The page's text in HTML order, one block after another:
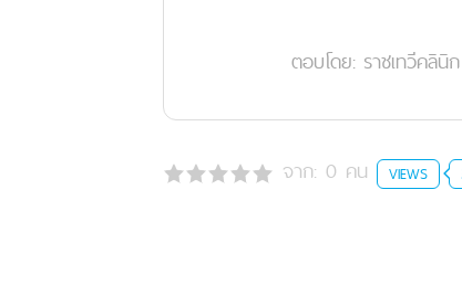
ตอบโดย: ราชเทวีคลินิก
จาก: 0 คน VIEWS